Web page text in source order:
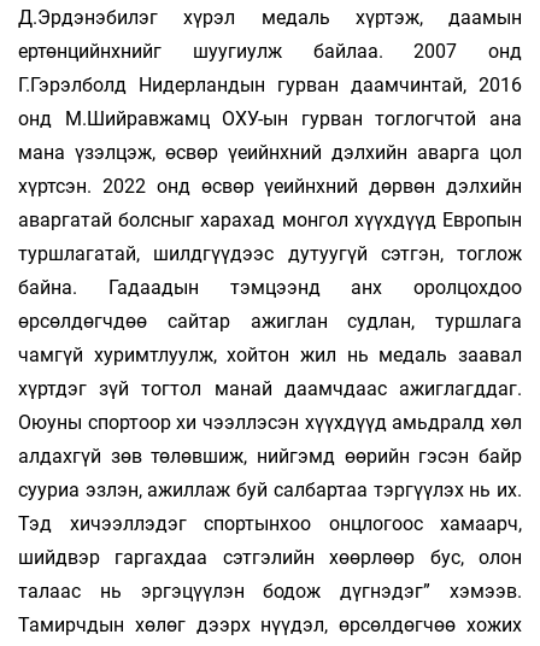
Д.Эрдэнэбилэг хүрэл медаль хүртэж, даамын
ертөнцийнхнийг шуугиулж байлаа. 2007 онд
Г.Гэрэлболд Нидерландын гурван даамчинтай, 2016
онд М.Шийравжамц ОХУ-ын гурван тоглогчтой ана
мана үзэлцэж, өсвөр үеийнхний дэлхийн аварга цол
хүртсэн. 2022 онд өсвөр үеийнхний дөрвөн дэлхийн
аваргатай болсныг харахад монгол хүүхдүүд Европын
туршлагатай, шилдгүүдээс дутуугүй сэтгэн, тоглож
байна. Гадаадын тэмцээнд анх орол­­цохдоо
өрсөлдөгчдөө сайтар ажиглан судлан, туршлага
чамгүй хуримтлуулж, хойтон жил нь медаль заавал
хүртдэг зүй тогтол манай даамчдаас ажиглагддаг.
Оюуны спортоор хи­ чээллэсэн хүүхдүүд амьдралд хөл
алдахгүй зөв төлөвшиж, нийгэмд өөрийн гэсэн байр
сууриа эзлэн, ажиллаж буй салбартаа тэргүүлэх нь их.
Тэд хичээллэдэг спортынхоо онцлогоос хамаарч,
шийдвэр гаргахдаа сэтгэлийн хөөрлөөр бус, олон
талаас нь эргэцүүлэн бодож дүгнэдэг” хэмээв.
Тамирчдын хөлөг дээрх нүүдэл, өрсөлдөгчөө хожих